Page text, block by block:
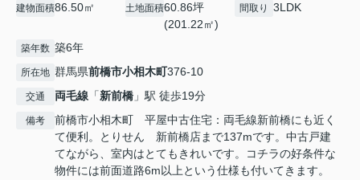
建物面積86.50㎡ 土地面積60.86坪
(201.22㎡)
間取り 3LDK
築年数 築6年
所在地 群馬県前橋市小相木町376-10
交通 両毛線 「新前橋 」駅 徒歩19分
備考
前橋市小相木町 平屋中古住宅：両毛線新前橋にも近く
て便利。とりせん 新前橋店まで137mです。中古戸建
てながら、室内はとてもきれいです。コチラの好条件な
物件には前面道路6m以上という仕様も付いてきます。